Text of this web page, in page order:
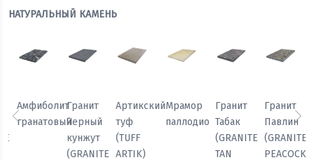
НАТУРАЛЬНЫЙ КАМЕНЬ
Мрамор
паллодио
Гранит
Табак
(GRANITE
TAN
Гранит
Павлин
(GRANITE
PEACOCK
Гранит
Белла
Амфиболит
гранатовый
Гранит
Черный
кунжут
(GRANITE
Предыдущий